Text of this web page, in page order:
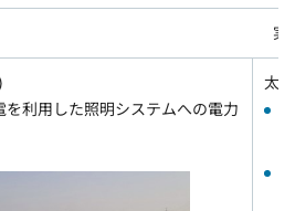
実
利用した照明システムへの電力
太